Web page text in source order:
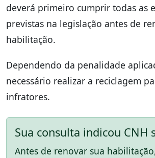
deverá primeiro cumprir todas as
previstas na legislação antes de
habilitação.
Dependendo da penalidade
necessário realizar a reciclagem
infratores.
Sua consulta indicou CNH
Antes de renovar sua